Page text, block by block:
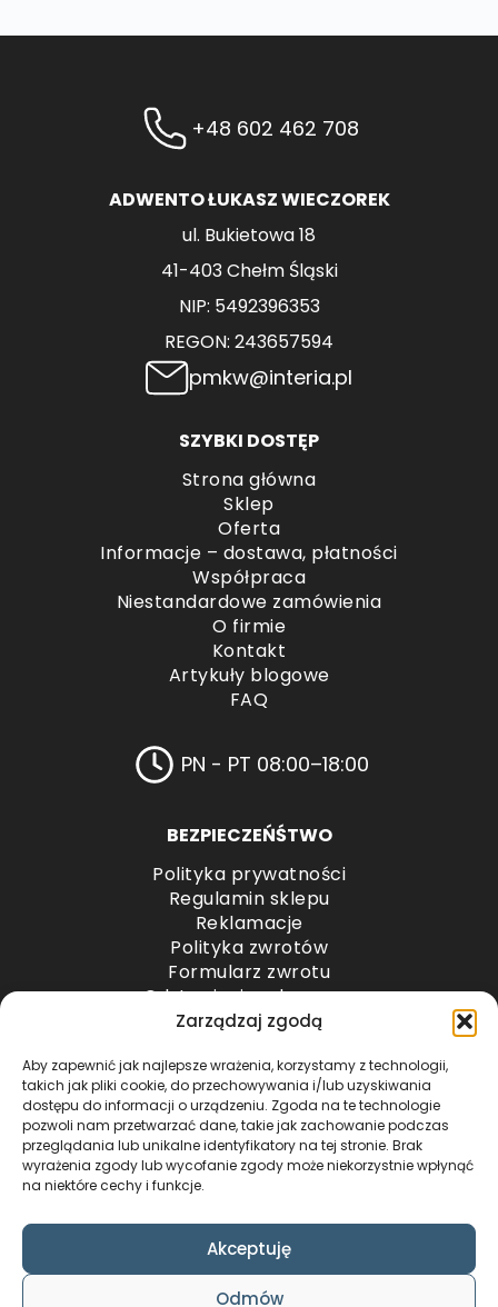
Zarządzaj zgodą
Aby zapewnić jak najlepsze wrażenia, korzystamy z technologii,
takich jak pliki cookie, do przechowywania i/lub uzyskiwania
dostępu do informacji o urządzeniu. Zgoda na te technologie
pozwoli nam przetwarzać dane, takie jak zachowanie podczas
przeglądania lub unikalne identyfikatory na tej stronie. Brak
wyrażenia zgody lub wycofanie zgody może niekorzystnie wpłynąć
na niektóre cechy i funkcje.
Akceptuję
Odmów
+48 602 462 708
ADWENTO ŁUKASZ WIECZOREK
ul. Bukietowa 18
41-403 Chełm Śląski
NIP: 5492396353
REGON: 243657594
pmkw@interia.pl
SZYBKI DOSTĘP
Strona główna
Sklep
Oferta
Informacje – dostawa, płatności
Współpraca
Niestandardowe zamówienia
O firmie
Kontakt
Artykuły blogowe
FAQ
PN - PT 08:00–18:00
BEZPIECZEŃŚTWO
Polityka prywatności
Regulamin sklepu
Reklamacje
Polityka zwrotów
Formularz zwrotu
Odstąpienie od umowy
Odstąpienie od umowy – przesyłki paletowe
METODY PŁATNOŚCI
COPYRIGHT © 2024 by ADWENTO ŁUKASZ
WIECZOREK / ALL RIGHTS RESERVED